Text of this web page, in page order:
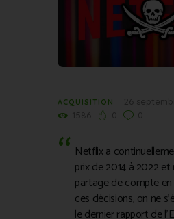
ACQUISITION
Netflix a
prix de 2014 à 2022 et
partage de compte
ces décisions, on ne
le dernier rapport de